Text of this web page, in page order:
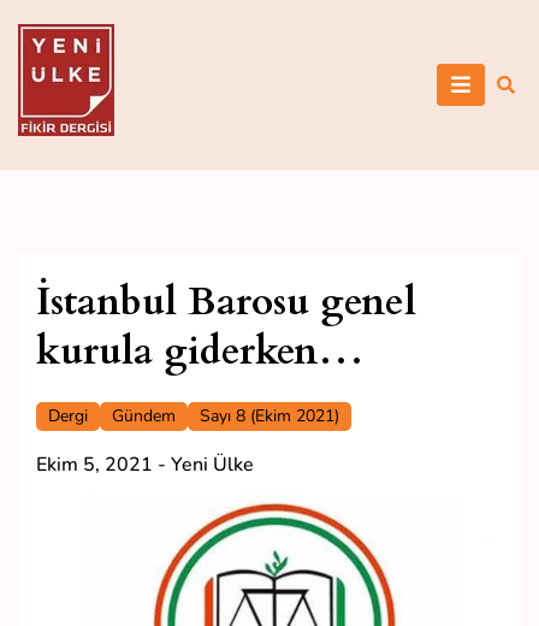
content
Yeni Ülke
İstanbul Barosu genel
kurula giderken…
Dergi Gündem Sayı 8 (Ekim 2021)
Ekim 5, 2021 - Yeni Ülke